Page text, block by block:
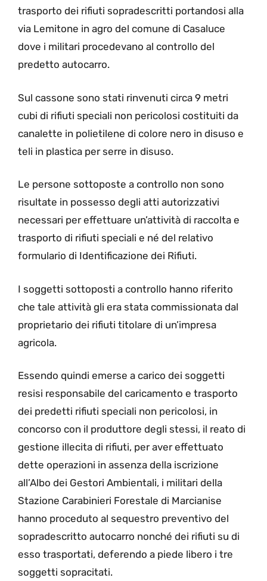
trasporto dei rifiuti sopradescritti portandosi alla
via Lemitone in agro del comune di Casaluce
dove i militari procedevano al controllo del
predetto autocarro.
Sul cassone sono stati rinvenuti circa 9 metri
cubi di rifiuti speciali non pericolosi costituiti da
canalette in polietilene di colore nero in disuso e
teli in plastica per serre in disuso.
Le persone sottoposte a controllo non sono
risultate in possesso degli atti autorizzativi
necessari per effettuare un’attività di raccolta e
trasporto di rifiuti speciali e né del relativo
formulario di Identificazione dei Rifiuti.
I soggetti sottoposti a controllo hanno riferito
che tale attività gli era stata commissionata dal
proprietario dei rifiuti titolare di un’impresa
agricola.
Essendo quindi emerse a carico dei soggetti
resisi responsabile del caricamento e trasporto
dei predetti rifiuti speciali non pericolosi, in
concorso con il produttore degli stessi, il reato di
gestione illecita di rifiuti, per aver effettuato
dette operazioni in assenza della iscrizione
all’Albo dei Gestori Ambientali, i militari della
Stazione Carabinieri Forestale di Marcianise
hanno proceduto al sequestro preventivo del
sopradescritto autocarro nonché dei rifiuti su di
esso trasportati, deferendo a piede libero i tre
soggetti sopracitati.